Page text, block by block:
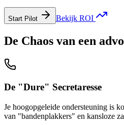
Start Pilot Bekijk ROI
De Chaos van een
De "Dure" Secretaresse
Je hoogopgeleide ondersteuning is
van "bandenplakkers" en kansloze